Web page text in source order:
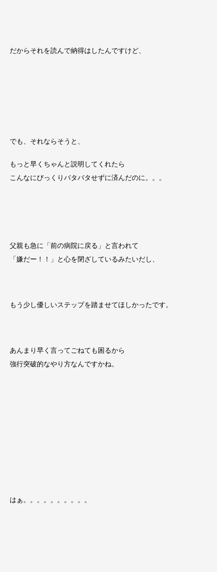
だからそれを読んで納得はしたんですけど、
でも、それならそうと、
もっと早くちゃんと説明してくれたら
こんなにびっくりバタバタせずに済んだのに。。。
父親も急に「前の病院に戻る」と言われて
「嫌だー！！」と心を閉ざしているみたいだし、
もう少し優しいステップを踏ませてほしかったです。
あんまり早く言ってごねても困るから
強行突破的なやり方なんですかね。
はぁ。。。。。。。。。。